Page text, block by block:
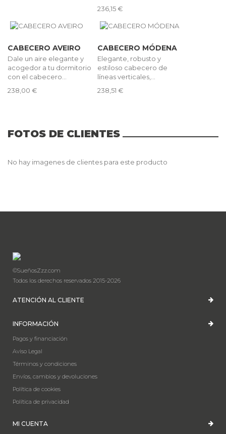
236,15 €
CABECERO AVEIRO
Dale un aire elegante y
acogedor a tu dormitorio
con el cabecero...
238,00 €
CABECERO MÓDENA
Elegante, robusto y
estiloso cabecero de
líneas verticales,...
238,51 €
FOTOS DE CLIENTES
No hay imagenes de clientes para este producto
©SueñosZzz.com
Todos los derechos reservados 2015-2026
ATENCIÓN AL CLIENTE
INFORMACIÓN
Pagos y financiación
Aviso Legal
Términos y condiciones
Envíos, cambios y devoluciones
Política de cookies
Política de privacidad
MI CUENTA